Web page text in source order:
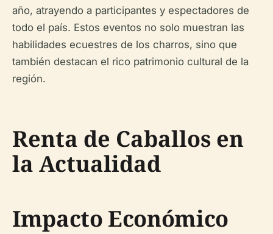
año, atrayendo a participantes y espectadores de
todo el país. Estos eventos no solo muestran las
habilidades ecuestres de los charros, sino que
también destacan el rico patrimonio cultural de la
región.
Renta de Caballos en
la Actualidad
Impacto Económico